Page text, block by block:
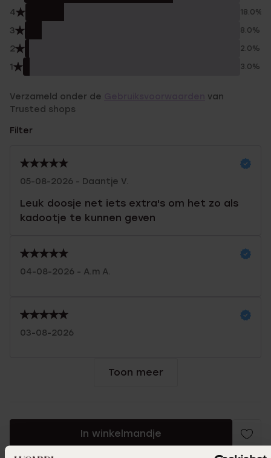
4 18.0%
3 8.0%
2 2.0%
1 3.0%
Verzameld onder de
van
Trusted shops
Filter
05-08-2026 - Daantje V.
Leuk doosje net iets extra's om het zo als
kadootje te kunnen geven
04-08-2026 - A.m A.
03-08-2026
Toon meer
In winkelmandje